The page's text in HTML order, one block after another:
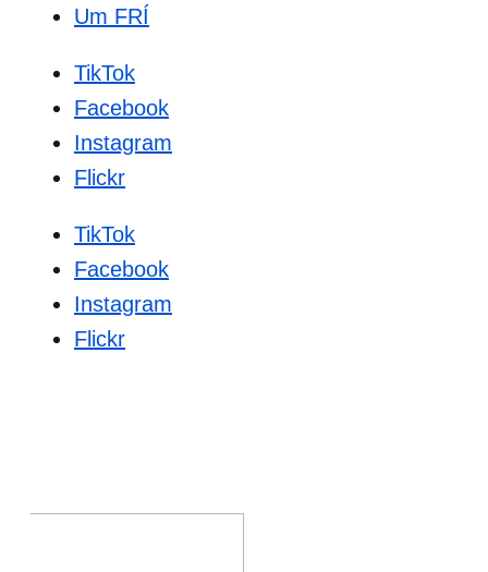
Um FRÍ
TikTok
Facebook
Instagram
Flickr
TikTok
Facebook
Instagram
Flickr